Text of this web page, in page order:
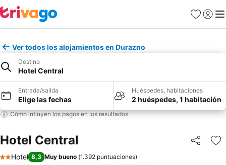
Favoritos
Iniciar
Ver todos los alojamientos en Durazno
Destino
Hotel Central
Entrada/salida
Elige las fechas
Huéspedes, habitaciones
2 huéspedes, 1 habitación
Cómo influyen los pagos en los resultados
Hotel Central Compartir
2 Estrellas
Hotel 8,3 Muy bueno (1.392 puntuaciones)